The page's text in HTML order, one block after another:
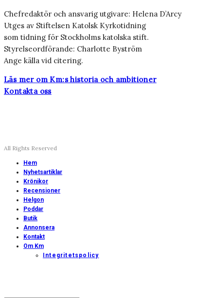
Chefredaktör och ansvarig utgivare: Helena D’Arcy
Utges av Stiftelsen Katolsk Kyrkotidning
som tidning för Stockholms katolska stift.
Styrelseordförande: Charlotte Byström
Ange källa vid citering.
Läs mer om Km:s historia och ambitioner
Kontakta oss
All Rights Reserved
Hem
Nyhetsartiklar
Krönikor
Recensioner
Helgon
Poddar
Butik
Annonsera
Kontakt
Om Km
Integritetspolicy